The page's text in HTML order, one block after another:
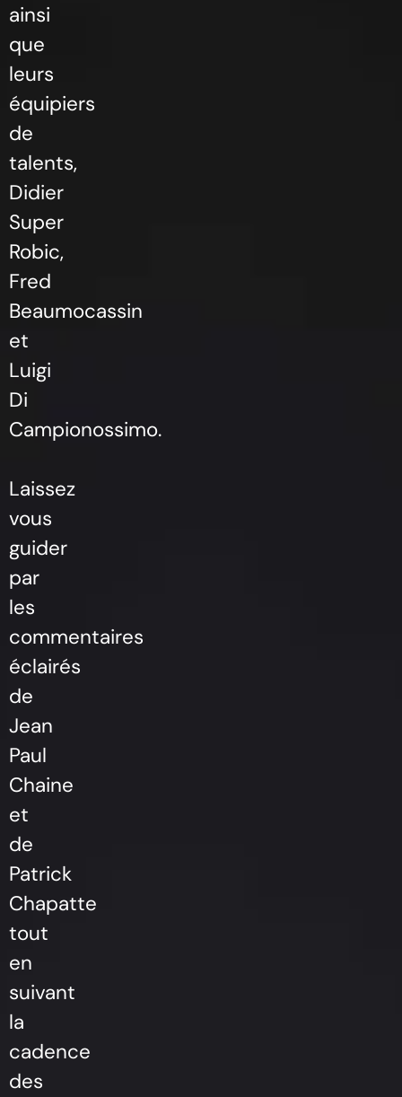
ainsi
que
leurs
équipiers
de
talents,
Didier
Super
Robic,
Fred
Beaumocassin
et
Luigi
Di
Campionossimo.
Laissez
vous
guider
par
les
commentaires
éclairés
de
Jean
Paul
Chaine
et
de
Patrick
Chapatte
tout
en
suivant
la
cadence
des